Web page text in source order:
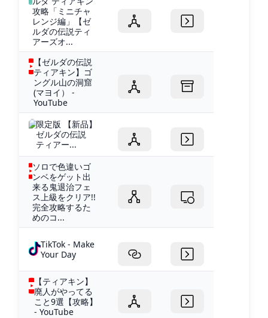
攻略「ミニチャ
レンジ編」【ゼ
ルダの伝説ティ
アーズオ...
【ゼルダの伝説
ティアキン】ゴ
ングル山の洞窟
(マヨイ） -
YouTube
限定版 【新品】
ゼルダの伝説
ティアー...
ソロで色違いゴ
ンベをゲット出
来る鬼退治フェ
ス上級をクリア!!
完全攻略するた
めのコ...
TikTok - Make
Your Day
【ティアキン】
廃人がやってる
こと9選【攻略】
- YouTube